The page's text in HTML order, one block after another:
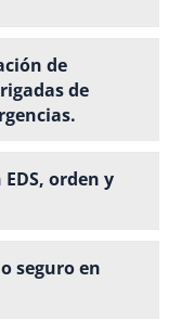
de
de
orden y
seguro en